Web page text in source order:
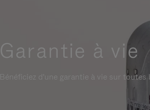
Garantie à vie
Bénéficiez d'une garantie à vie sur toutes